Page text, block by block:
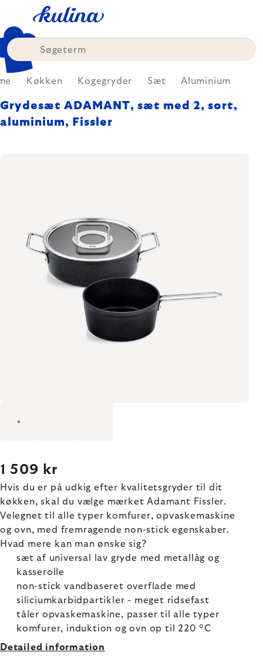
content
Køkken Kogegryder Sæt Aluminium
Grydesæt ADAMANT, sæt med 2, sort,
aluminium, Fissler
1 509 kr
Hvis du er på udkig efter kvalitetsgryder til dit
køkken, skal du vælge mærket Adamant Fissler.
Velegnet til alle typer komfurer, opvaskemaskine
og ovn, med fremragende non-stick egenskaber.
Hvad mere kan man ønske sig?
sæt af universal lav gryde med metallåg og
kasserolle
non-stick vandbaseret overflade med
siliciumkarbidpartikler - meget ridsefast
tåler opvaskemaskine, passer til alle typer
komfurer, induktion og ovn op til 220 °C
Detailed information